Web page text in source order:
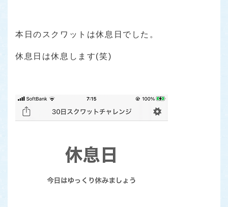
本日のスクワットは休息日でした。
休息日は休息します(笑)